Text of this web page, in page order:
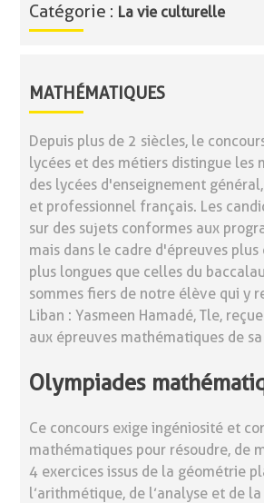
Catégorie : La vie culturelle
MATHÉMATIQUES
Depuis plus de 2 siècles, le
lycées et des métiers distingue les
des lycées d'enseignement
et professionnel français. Les
sur des sujets conformes aux
mais dans le cadre d'épreuves
plus longues que celles du
sommes fiers de notre élève qui y
Liban : Yasmeen Hamadé, Tle,
aux épreuves mathématiques de
Olympiades
Ce concours exige ingéniosité et
mathématiques pour résoudre, de
4 exercices issus de la géométrie
l’arithmétique, de l’analyse et de